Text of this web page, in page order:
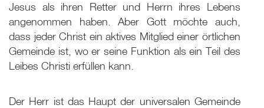
Jesus als ihren Retter und Herrn ihres Lebens
angenommen haben. Aber Gott möchte auch,
dass jeder Christ ein aktives Mitglied einer örtlichen
Gemeinde ist, wo er seine Funktion als ein Teil des
Leibes Christi erfüllen kann.
Der Herr ist das Haupt der universalen Gemeinde